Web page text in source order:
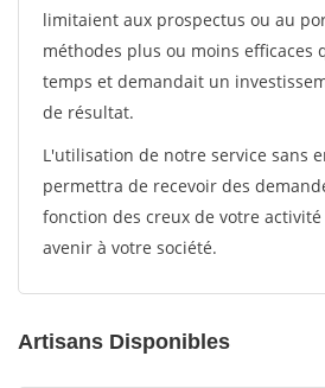
limitaient aux prospectus ou au
méthodes plus ou moins efficaces
temps et demandait un
de résultat.
L'utilisation de notre service sans
permettra de recevoir des
fonction des creux de votre
avenir à votre société.
Artisans Disponibles